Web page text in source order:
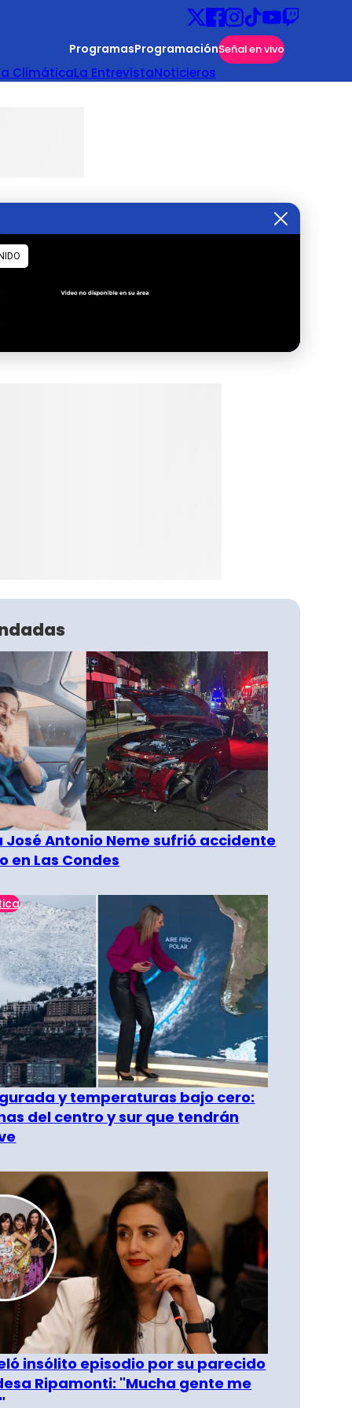
ProgramasProgramaciónSeñal en vivo
ClimáticaLa EntrevistaNoticieros
José Antonio Neme sufrió accidente
en Las Condes
y temperaturas bajo cero:
del centro y sur que tendrán
insólito episodio por su parecido
Ripamonti: "Mucha gente me